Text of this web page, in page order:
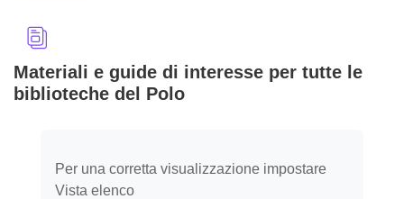
Materiali e guide di interesse per tutte le
biblioteche del Polo
Per una corretta visualizzazione impostare
Vista elenco